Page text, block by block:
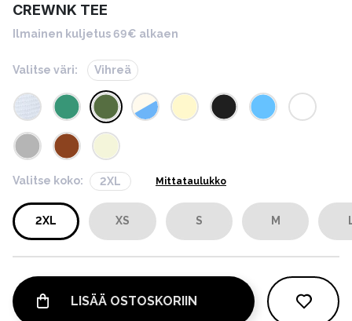
CREWNK TEE
Ilmainen kuljetus 69€ alkaen
Valitse väri: Vihreä
Valitse koko: 2XL Mittataulukko
2XL XS S M
LISÄÄ OSTOSKORIIN